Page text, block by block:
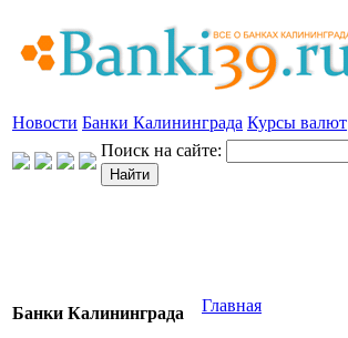
Новости Банки Калининграда Курсы валют
Поиск на сайте:
Банки Калининграда
Главная